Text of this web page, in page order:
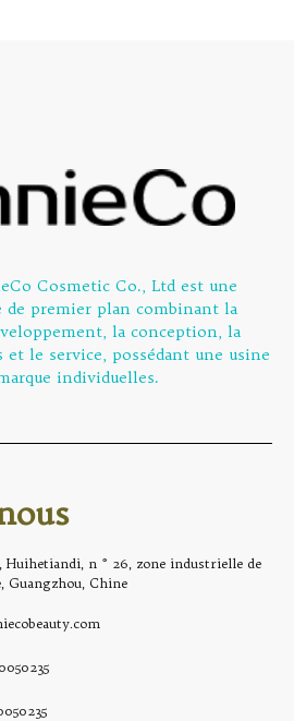
Cosmetic Co., Ltd est une
de premier plan combinant la
la conception, la
le service, possédant une usine
individuelles.
Huihetiandi, n ° 26, zone industrielle de
Guangzhou, Chine